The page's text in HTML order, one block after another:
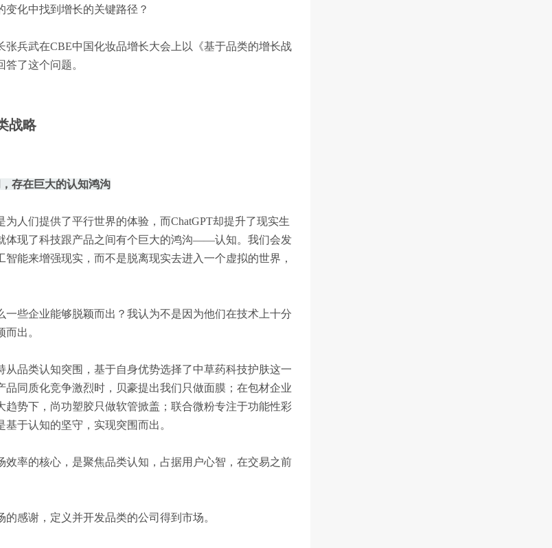
变化中找到增长的关键路径？
张兵武在CBE中国化妆品增长大会上以《基于品类的增长战
了这个问题。
战略
存在巨大的认知鸿沟
为人们提供了平行世界的体验，而ChatGPT却提升了现实生
体现了科技跟产品之间有个巨大的鸿沟——认知。我们会发
智能来增强现实，而不是脱离现实去进入一个虚拟的世界，
一些企业能够脱颖而出？我认为不是因为他们在技术上十分
出。
从品类认知突围，基于自身优势选择了中草药科技护肤这一
品同质化竞争激烈时，贝豪提出我们只做面膜；在包材企业
趋势下，尚功塑胶只做软管掀盖；联合微粉专注于功能性彩
于认知的坚守，实现突围而出。
效率的核心，是聚焦品类认知，占据用户心智，在交易之前
感谢，定义并开发品类的公司得到市场。